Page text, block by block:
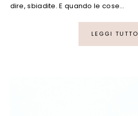
dire, sbiadite. E quando le cose…
LEGGI TUTTO